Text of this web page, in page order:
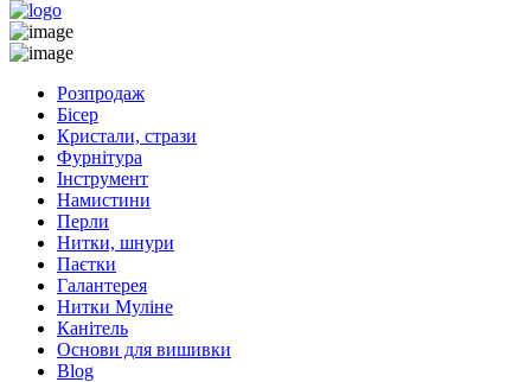
Розпродаж
Бісер
Кристали, стрази
Фурнітура
Інструмент
Намистини
Перли
Нитки, шнури
Паєтки
Галантерея
Нитки Муліне
Канітель
Основи для вишивки
Blog